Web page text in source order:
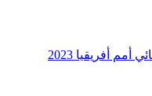
أفريقيا 2023